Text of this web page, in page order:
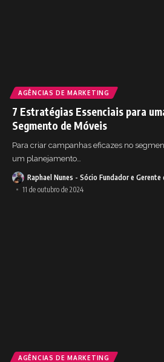
AGÊNCIAS DE MARKETING
7 Estratégias Essenciais para
Segmento de Móveis
Para criar campanhas eficazes no
um planejamento
Raphael Nunes - Sócio Fundador e Gerente
11 de outubro de 2024
AGÊNCIAS DE MARKETING